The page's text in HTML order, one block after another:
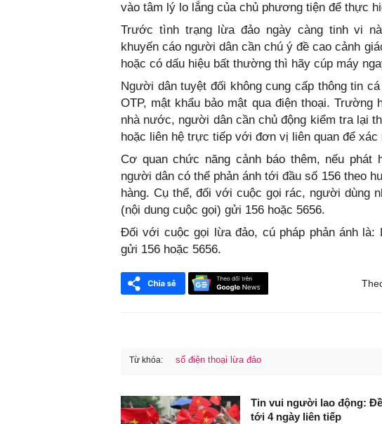
vào tâm lý lo lắng của chủ phương tiện để thực
Trước tình trạng lừa đảo ngày càng tinh vi
khuyến cáo người dân cần chú ý đề cao cảnh
hoặc có dấu hiệu bất thường thì hãy cúp máy
Người dân tuyệt đối không cung cấp thông tin
OTP, mật khẩu bảo mật qua điện thoại.
nhà nước, người dân cần chủ động kiểm tra lại
hoặc liên hệ trực tiếp với đơn vị liên quan để xác
Cơ quan chức năng cảnh báo thêm, nếu phát
người dân có thể phản ánh tới đầu số 156 theo
hàng. Cụ thể, đối với cuộc gọi rác, người dùng
(nội dung cuộc gọi) gửi 156 hoặc 5656.
Đối với cuộc gọi lừa đảo, cú pháp phản ánh là:
gửi 156 hoặc 5656.
Từ khóa: số điện thoại lừa đảo
Tin vui người lao động:
tới 4 ngày liên tiếp